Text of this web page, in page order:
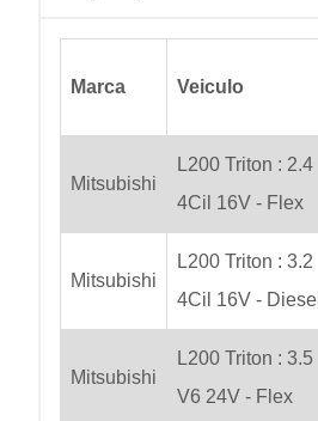
Marca Veiculo
Mitsubishi
L200 Triton : 2.4
4Cil 16V - Flex
Mitsubishi
L200 Triton : 3.2
4Cil 16V - Diesel
Mitsubishi
L200 Triton : 3.5
V6 24V - Flex